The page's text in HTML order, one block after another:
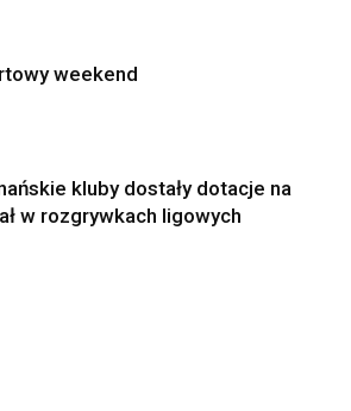
weekend
kluby dostały dotacje na
w rozgrywkach ligowych